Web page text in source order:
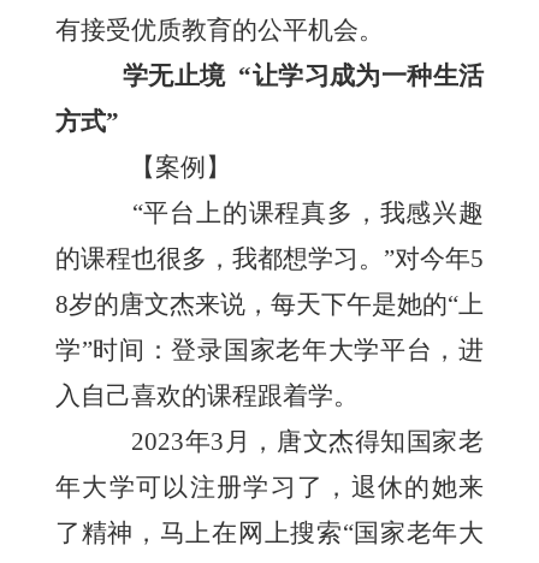
有接受优质教育的公平机会。
学无止境 “让学习成为一种生活
方式”
【案例】
“平台上的课程真多，我感兴趣
的课程也很多，我都想学习。”对今年5
8岁的唐文杰来说，每天下午是她的“上
学”时间：登录国家老年大学平台，进
入自己喜欢的课程跟着学。
2023年3月，唐文杰得知国家老
年大学可以注册学习了，退休的她来
了精神，马上在网上搜索“国家老年大